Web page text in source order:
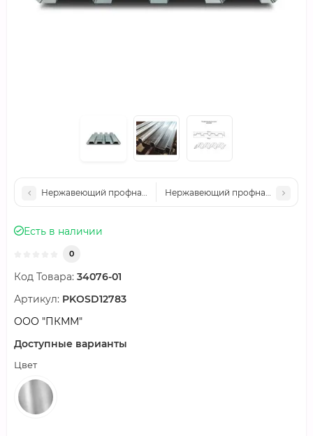
Нержавеющий профнастил НС57 0.5 AISI 430
Нержавеющий профнастил НС57
Есть в наличии
0
Код Товара: 34076-01
Артикул: PKOSD12783
ООО "ПКММ"
Доступные варианты
Цвет